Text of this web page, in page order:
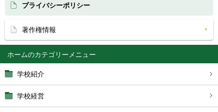
ホーム
学校紹介
学校経営
プライバシーポリシー
著作権情報